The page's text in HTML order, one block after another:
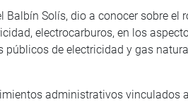
Solís, dio a conocer sobre el
electrocarburos, en los
de electricidad y gas
administrativos vinculados